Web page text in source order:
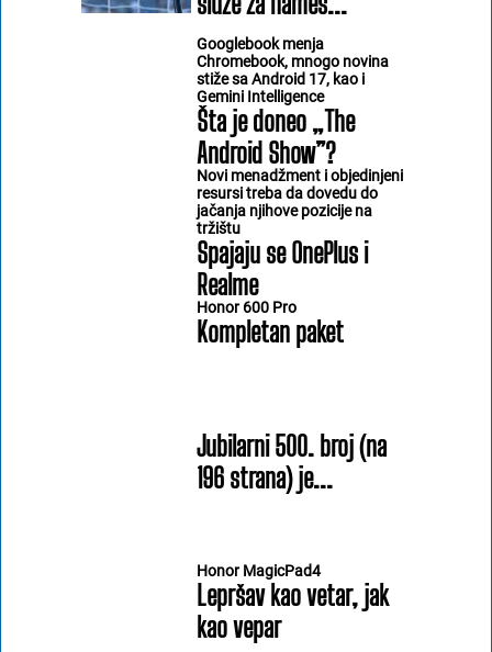
Googlebook menja
Chromebook, mnogo novina
stiže sa Android 17, kao i
Gemini Intelligence
Šta je doneo „The
Android Show”?
Novi menadžment i objedinjeni
resursi treba da dovedu do
jačanja njihove pozicije na
tržištu
Spajaju se OnePlus i
Realme
Honor 600 Pro
Kompletan paket
Jubilarni 500. broj (na
196 strana) je...
Honor MagicPad4
Lepršav kao vetar, jak
kao vepar